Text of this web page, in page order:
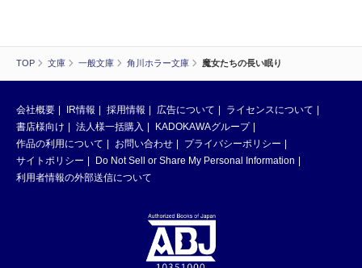
TOP 文庫 一般文庫 角川ホラー文庫 魔女たちの長い眠り
会社概要 IR情報 採用情報 広告について
ライセンスについて
書店様向け
法人様一括購入
KADOKAWAグループ
作品の利用について
お問い合わせ
プライバシーポリシー
サイトポリシー
Do Not Sell or Share My Personal Information
利用者情報の外部送信について